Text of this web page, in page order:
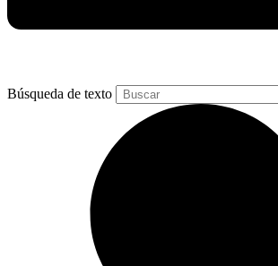
Búsqueda de texto